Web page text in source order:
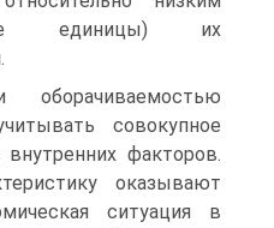
единицы) их
оборачиваемостью
совокупное
факторов.
оказывают
ситуация в